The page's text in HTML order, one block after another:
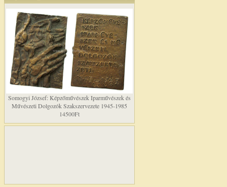
Somogyi József: Képzőművészek Iparművészek és
Művészeti Dolgozók Szakszervezete 1945-1985
14500Ft